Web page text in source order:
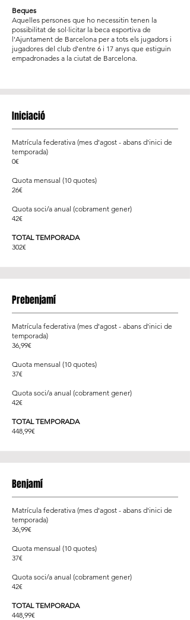
Beques
Aquelles persones que ho necessitin tenen la
possibilitat de sol·licitar la beca esportiva de
l'Ajuntament de Barcelona per a tots els jugadors i
jugadores del club d'entre 6 i 17 anys que estiguin
empadronades a la ciutat de Barcelona.
Iniciació
Matrícula federativa (mes d'agost - abans d'inici de
temporada)
0€
Quota mensual (10 quotes)
26€
Quota soci/a anual (cobrament gener)
42€
TOTAL TEMPORADA
302€
Prebenjamí
Matrícula federativa (mes d'agost - abans d'inici de
temporada)
36,99€
Quota mensual (10 quotes)
37€
Quota soci/a anual (cobrament gener)
42€
TOTAL TEMPORADA
448,99€
Benjamí
Matrícula federativa (mes d'agost - abans d'inici de
temporada)
36,99€
Quota mensual (10 quotes)
37€
Quota soci/a anual (cobrament gener)
42€
TOTAL TEMPORADA
448,99€